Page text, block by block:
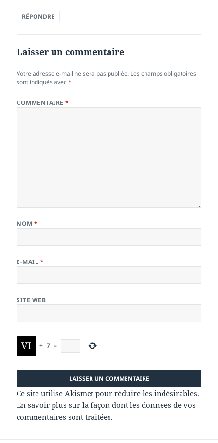
RÉPONDRE
Laisser un commentaire
Votre adresse e-mail ne sera pas publiée. Les champs obligatoires
sont indiqués avec*
COMMENTAIRE*
NOM*
E-MAIL *
SITE WEB
+ 7 =
Ce site utilise Akismet pour réduire les indésirables.
En savoir plus sur la façon dont les données de vos
commentaires sont traitées.